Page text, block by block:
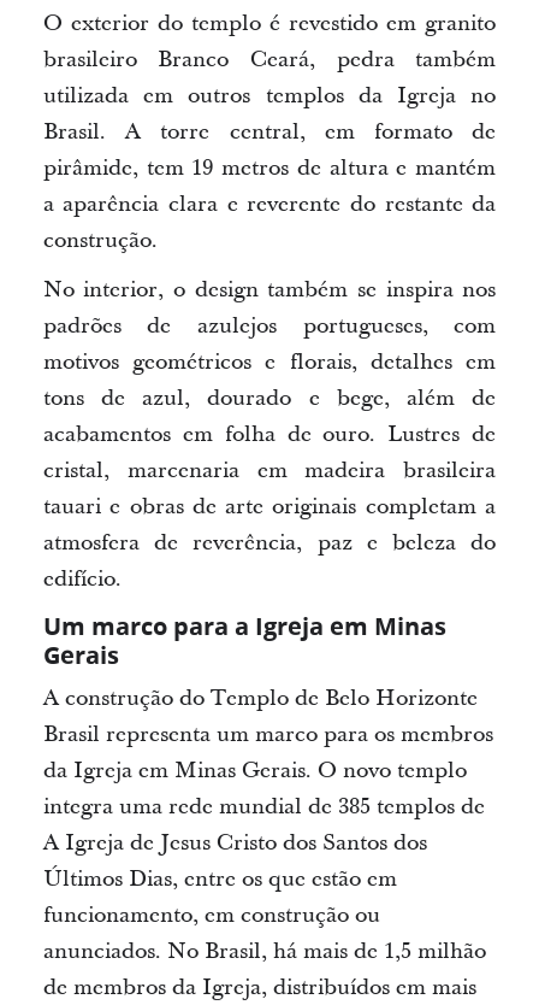
O exterior do templo é revestido em granito
brasileiro Branco Ceará, pedra também
utilizada em outros templos da Igreja no
Brasil. A torre central, em formato de
pirâmide, tem 19 metros de altura emantém
aaparência clara e reverente do restante da
construção.
No interior, o design também se inspira nos
padrões de azulejos portugueses, com
motivos geométricos e florais, detalhes em
tons de azul, dourado e bege, além de
acabamentos em folha de ouro. Lustres de
cristal, marcenaria em madeira brasileira
tauari e obras de arte originais completam a
atmosfera de reverência, paz e beleza do
edifício.
Um marco para a Igreja em Minas
Gerais
A construção do Templo de Belo Horizonte
Brasil representa um marco para os membros
da Igreja em Minas Gerais. O novo templo
integra uma rede mundial de 385 templos de
A Igreja de Jesus Cristo dos Santos dos
Últimos Dias, entre os que estão em
funcionamento, em construção ou
anunciados. No Brasil, há mais de 1,5 milhão
de membros da Igreja, distribuídos em mais